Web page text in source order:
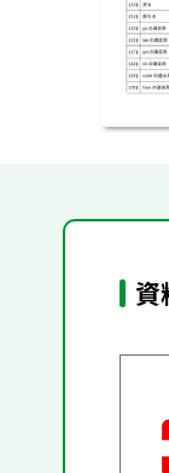
資